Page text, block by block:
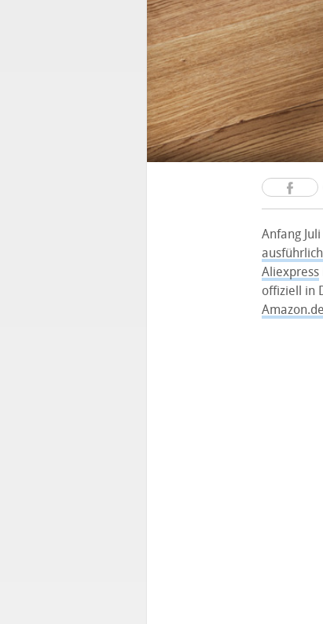
Anfang
Aliexpress
offiziell in
Amazon.de